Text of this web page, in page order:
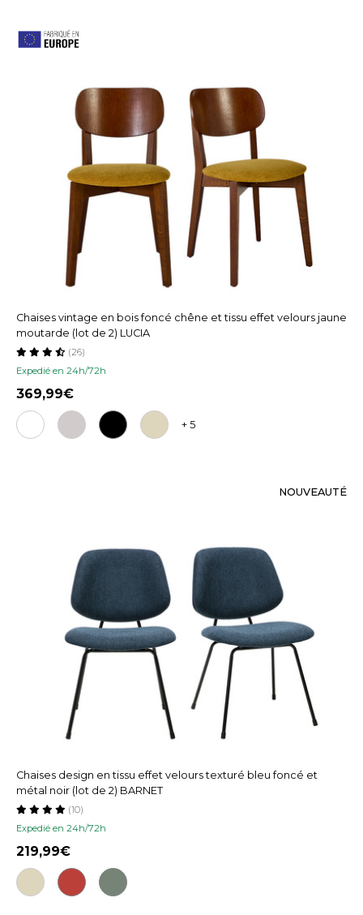
Chaises vintage en bois foncé chêne et tissu effet velours jaune
moutarde (lot de 2) LUCIA
Expedié en 24h/72h
(26)
369,99
+ 5
NOUVEAUTÉ
Chaises design en tissu effet velours texturé bleu foncé et
métal noir (lot de 2) BARNET
Expedié en 24h/72h
(10)
219,99